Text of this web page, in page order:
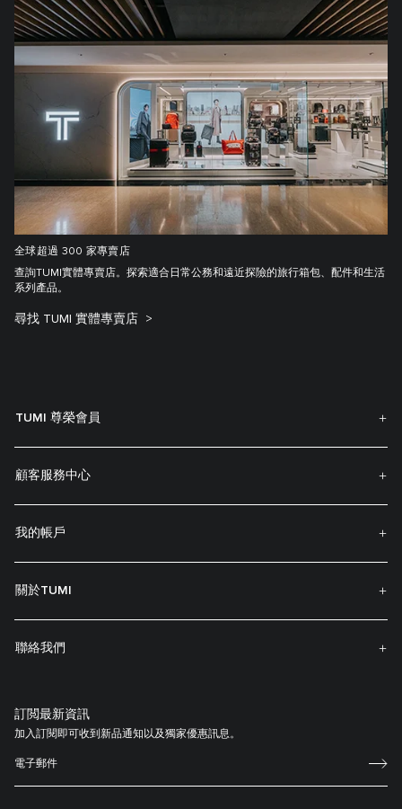
全球超過 300 家專賣店
查詢TUMI實體專賣店。探索適合日常公務和遠近探險的旅行箱包、配件和生活
系列產品。
尋找 TUMI 實體專賣店
TUMI 尊榮會員
顧客服務中心
我的帳戶
關於TUMI
聯絡我們
訂閲最新資訊
加入訂閱即可收到新品通知以及獨家優惠訊息。